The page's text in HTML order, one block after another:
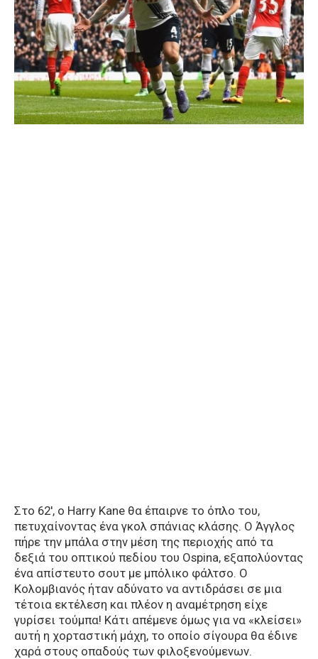
Στο 62′, ο Harry Kane θα έπαιρνε το όπλο του,
πετυχαίνοντας ένα γκολ σπάνιας κλάσης. Ο Άγγλος
πήρε την μπάλα στην μέση της περιοχής από τα
δεξιά του οπτικού πεδίου του Ospina, εξαπολύοντας
ένα απίστευτο σουτ με μπόλικο φάλτσο. Ο
Κολομβιανός ήταν αδύνατο να αντιδράσει σε μια
τέτοια εκτέλεση και πλέον η αναμέτρηση είχε
γυρίσει τούμπα! Κάτι απέμενε όμως για να «κλείσει»
αυτή η χορταστική μάχη, το οποίο σίγουρα θα έδινε
χαρά στους οπαδούς των φιλοξενούμενων.